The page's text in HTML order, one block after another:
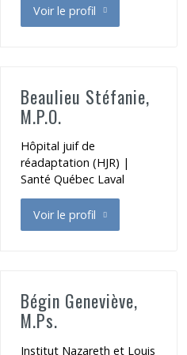
Voir le profil
de Beaulieu Cheryl
Beaulieu Stéfanie,
M.P.O.
Hôpital juif de
réadaptation (HJR) |
Santé Québec Laval
Voir le profil
de Beaulieu Stéfanie
Bégin Geneviève,
M.Ps.
Institut Nazareth et Louis